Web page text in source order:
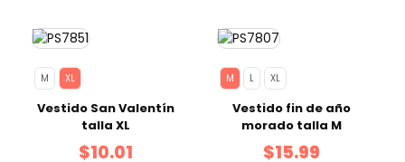
M XL
Vestido San Valentín
talla XL
$10.01
M L XL
Vestido fin de año
morado talla M
$15.99